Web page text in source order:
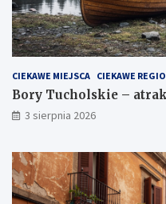
CIEKAWE MIEJSCA CIEKAWE
Bory Tucholskie –
3 sierpnia 2026